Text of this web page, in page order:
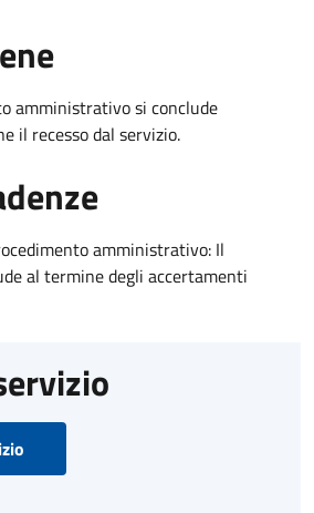
amministrativo si conclude
il recesso dal servizio.
amministrativo: Il
al termine degli accertamenti